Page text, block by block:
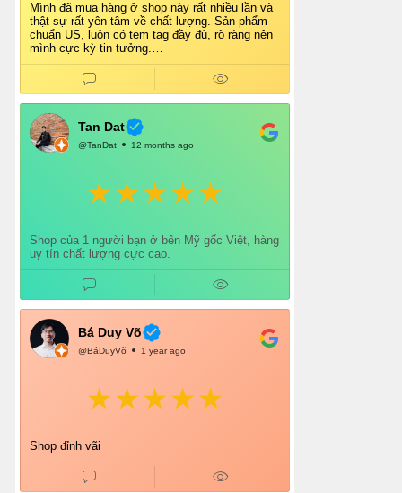
Mình đã mua hàng ở shop này rất nhiều lần và
thật sự rất yên tâm về chất lượng. Sản phẩm
chuẩn US, luôn có tem tag đầy đủ, rõ ràng nên
mình cực kỳ tin tưởng.
Shop tư vấn nhiệt tình, giao hàng nhanh, đóng
gói cẩn thận. Mỗi lần mua đều cảm thấy hài
Chắc chắn mình sẽ tiếp tục ủng hộ shop lâu dài
và giới thiệu thêm cho bạn bè 👍
Tan Dat
@TanDat 12 months ago
Shop của 1 người bạn ở bên Mỹ gốc Việt, hàng
uy tín chất lượng cực cao.
Bá Duy Võ
@BáDuyVõ 1 year ago
Shop đỉnh vãi